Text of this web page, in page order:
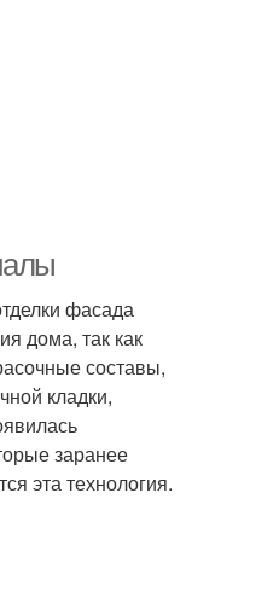
фасада
дома, так как
составы,
кладки,
заранее
эта технология.